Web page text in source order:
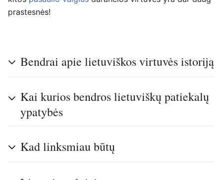
prastesnės!
Bendrai apie lietuviškos virtuvės istoriją
Kai kurios bendros lietuviškų patiekalų
ypatybės
Kad linksmiau būtų